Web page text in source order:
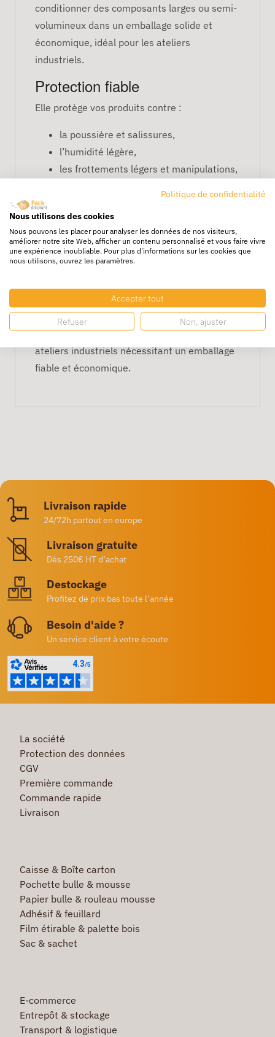
conditionner des composants larges ou semi-
volumineux dans un emballage solide et
économique, idéal pour les ateliers
industriels.
Protection fiable
Elle protège vos produits contre :
la poussière et salissures,
l’humidité légère,
les frottements légers et manipulations,
Compatibilité et productivité
Compatible avec toutes les soudeuses
professionnelles. La bobine de
Format très large pratique
Le format40 cm x 700 mest parfait pour les
ateliers industriels nécessitant un emballage
fiable et économique.
Livraison rapide
24/72h partout en europe
Livraison gratuite
Dès 250€ HT d’achat
Destockage
Profitez de prix bas toute l’année
Besoin d'aide ?
Un service client à votre écoute
La société
Protection des données
CGV
Première commande
Commande rapide
Livraison
Caisse & Boîte carton
Pochette bulle & mousse
Papier bulle & rouleau mousse
Adhésif & feuillard
Film étirable & palette bois
Sac & sachet
E-commerce
Entrepôt & stockage
Transport & logistique
Politique de confidentialité
Nous utilisons des cookies
Nous pouvons les placer pour analyser les données de nos visiteurs,
améliorer notre site Web, afficher un contenu personnalisé et vous faire vivre
une expérience inoubliable. Pour plus d'informations sur les cookies que
nous utilisons, ouvrez les paramètres.
Accepter tout
Refuser Non, ajuster